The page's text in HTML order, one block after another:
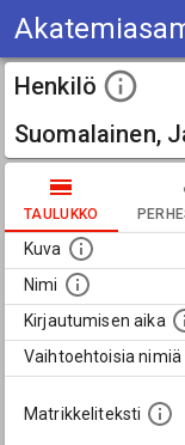
Henkilö
Suomalainen,
TAULUKKO
Kuva
Nimi
Kirjautumisen aika
Vaihtoehtoisia nimiä
Matrikkeliteksti